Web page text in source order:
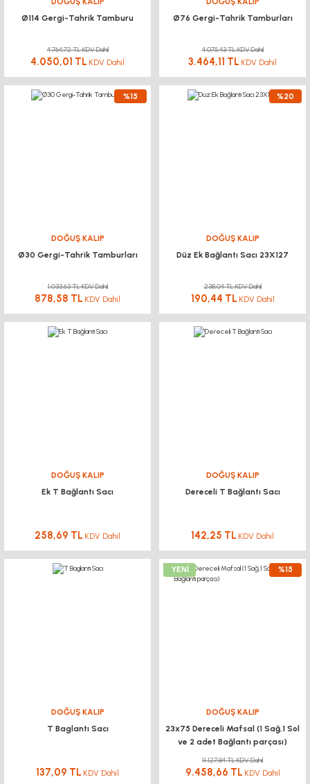
Ø114 Gergi-Tahrik Tamburu
4.764,72 TL KDV Dahil
4.050,01 TL KDV Dahil
Ø76 Gergi-Tahrik Tamburları
4.075,43 TL KDV Dahil
3.464,11 TL KDV Dahil
%15
DOĞUŞ KALIP
Ø30 Gergi-Tahrik Tamburları
1.033,63 TL KDV Dahil
878,58 TL KDV Dahil
%20
DOĞUŞ KALIP
Düz Ek Bağlantı Sacı 23X127
238,04 TL KDV Dahil
190,44 TL KDV Dahil
DOĞUŞ KALIP
Ek T Bağlantı Sacı
258,69 TL KDV Dahil
DOĞUŞ KALIP
Dereceli T Bağlantı Sacı
142,25 TL KDV Dahil
DOĞUŞ KALIP
T Baglantı Sacı
137,09 TL KDV Dahil
YENİ %15
DOĞUŞ KALIP
23x75 Dereceli Mafsal (1 Sağ,1 Sol
ve 2 adet Bağlantı parçası)
11.127,84 TL KDV Dahil
9.458,66 TL KDV Dahil